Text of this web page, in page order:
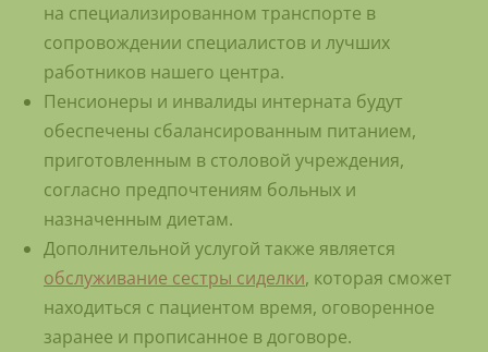
на специализированном транспорте в
сопровождении специалистов и лучших
работников нашего центра.
Пенсионеры и инвалиды интерната будут
обеспечены сбалансированным питанием,
приготовленным в столовой учреждения,
согласно предпочтениям больных и
назначенным диетам.
Дополнительной услугой также является
обслуживание сестры сиделки, которая сможет
находиться с пациентом время, оговоренное
заранее и прописанное в договоре.